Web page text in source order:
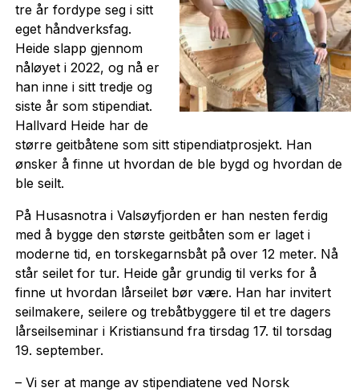
tre år fordype seg i sitt
eget håndverksfag.
Heide slapp gjennom
nåløyet i 2022, og nå er
han inne i sitt tredje og
siste år som stipendiat.
Hallvard Heide har de
større geitbåtene som sitt stipendiatprosjekt. Han
ønsker å finne ut hvordan de ble bygd og hvordan de
ble seilt.
På Husasnotra i Valsøyfjorden er han nesten ferdig
med å bygge den største geitbåten som er laget i
moderne tid, en torskegarnsbåt på over 12 meter. Nå
står seilet for tur. Heide går grundig til verks for å
finne ut hvordan lårseilet bør være. Han har invitert
seilmakere, seilere og trebåtbyggere til et tre dagers
lårseilseminar i Kristiansund fra tirsdag 17. til torsdag
19. september.
– Vi ser at mange av stipendiatene ved Norsk